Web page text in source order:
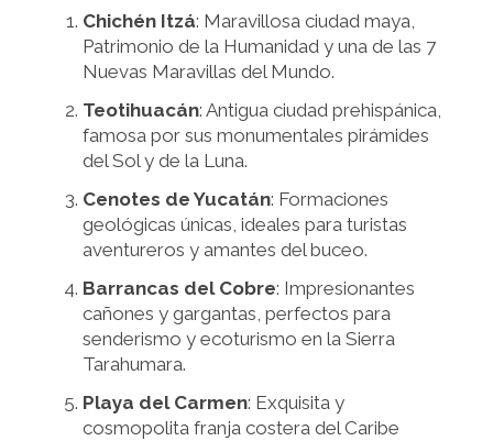
Chichén Itzá: Maravillosa ciudad maya,
Patrimonio de la Humanidad y una de las 7
Nuevas Maravillas del Mundo.
Teotihuacán: Antigua ciudad prehispánica,
famosa por sus monumentales pirámides
del Sol y de la Luna.
Cenotes de Yucatán: Formaciones
geológicas únicas, ideales para turistas
aventureros y amantes del buceo.
Barrancas del Cobre: Impresionantes
cañones y gargantas, perfectos para
senderismo y ecoturismo en la Sierra
Tarahumara.
Playa del Carmen: Exquisita y
cosmopolita franja costera del Caribe